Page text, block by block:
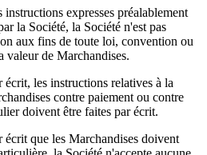
expresses préalablement
la Société, la Société n'est pas
aux fins de toute loi, convention ou
valeur de Marchandises.
écrit, les instructions relatives à la
contre paiement ou contre
doivent être faites par écrit.
écrit que les Marchandises doivent